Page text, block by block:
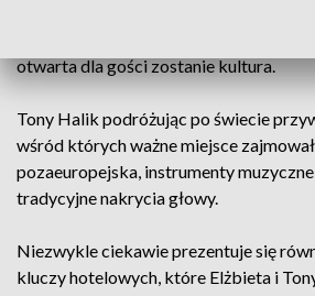
otwarta dla gości zostanie kultura.
Tony Halik podróżując po świecie
wśród których ważne miejsce
pozaeuropejska, instrumenty
tradycyjne nakrycia głowy.
Niezwykle ciekawie prezentuje się
kluczy hotelowych, które Elżbieta i